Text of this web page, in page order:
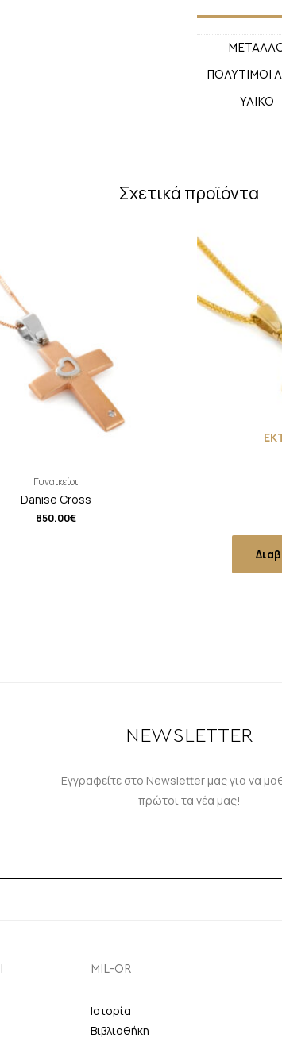
ΠΟΛΥΤΙΜΟΙ
ΥΛΙΚΟ
Σχετικά προϊόντα
Γυναικείοι
Danise Cross
850.00€
NEWSLETTER
Εγγραφείτε στο Newsletter μας για να
πρώτοι τα νέα μας!
MIL-OR
Ιστορία
Βιβλιοθήκη